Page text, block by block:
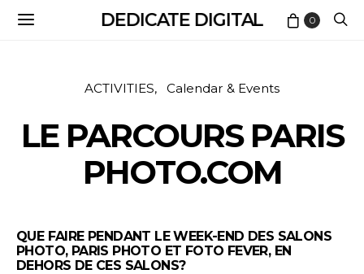
DEDICATE DIGITAL 0
ACTIVITIES Calendar & Events
LE PARCOURS PARIS
PHOTO.COM
QUE FAIRE PENDANT LE WEEK-END DES SALONS
PHOTO, PARIS PHOTO ET FOTO FEVER, EN
DEHORS DE CES SALONS?